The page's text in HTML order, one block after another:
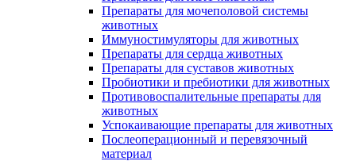
Препараты для мочеполовой системы
животных
Иммуностимуляторы для животных
Препараты для сердца животных
Препараты для суставов животных
Пробиотики и пребиотики для животных
Противовоспалительные препараты для
животных
Успокаивающие препараты для животных
Послеоперационный и перевязочный
материал